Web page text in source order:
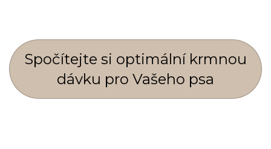
Spočí­tejte si optimální krmnou
dávku pro Vašeho psa